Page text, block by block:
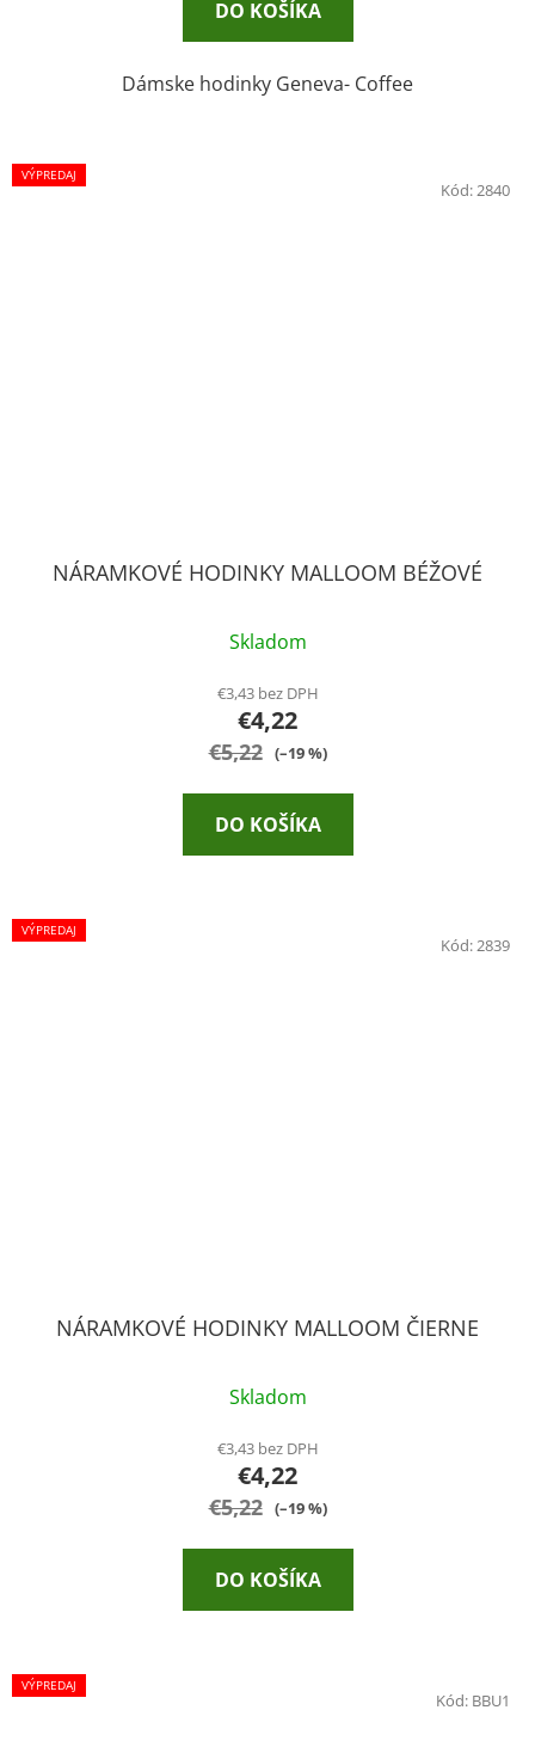
DO KOŠÍKA
Dámske hodinky Geneva- Coffee
VÝPREDAJ
NÁRAMKOVÉ HODINKY MALLOOM BÉŽOVÉ
Skladom
€3,43 bez DPH
€4,22
€5,22 (–19 %)
DO KOŠÍKA
Kód:2840
VÝPREDAJ
NÁRAMKOVÉ HODINKY MALLOOM ČIERNE
Skladom
€3,43 bez DPH
€4,22
€5,22 (–19 %)
DO KOŠÍKA
Kód:2839
VÝPREDAJ
Kód: BBU1